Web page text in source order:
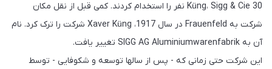
Küng، Sigg & Cie 30 نفر را استخدام کردند. کمی قبل از نقل مکان
شرکت به Frauenfeld در سال 1917، Xaver Küng شرکت را ترک کرد. نام
آن به SIGG AG Aluminiumwarenfabrik تغییر یافت.
این شرکت حتی زمانی که - پس از سالها توسعه و شکوفایی - توسط